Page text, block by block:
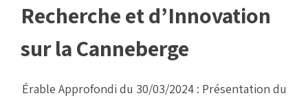
Recherche et d’Innovation
sur la Canneberge
Érable Approfondi du 30/03/2024 : Présentation du